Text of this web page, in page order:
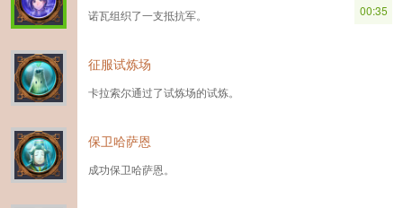
诺瓦组织了一支抵抗军。
00:35
征服试炼场
卡拉索尔通过了试炼场的试炼。
保卫哈萨恩
成功保卫哈萨恩。